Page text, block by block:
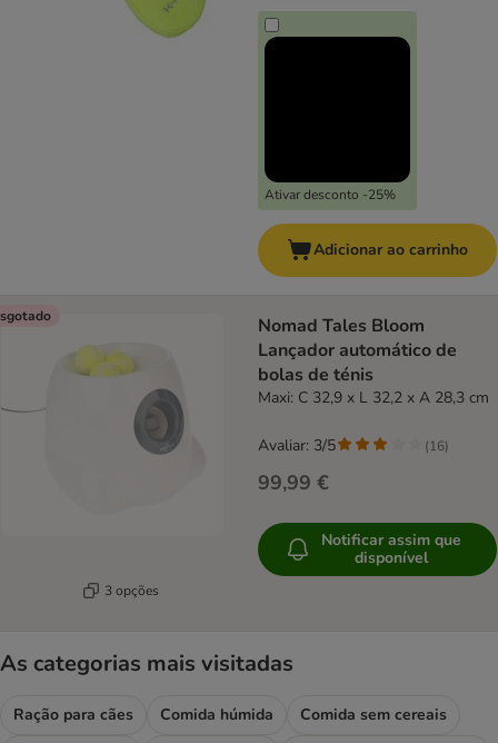
Ativar desconto -25%
Adicionar ao carrinho
3 opções
Nomad Tales Bloom
Lançador automático de
bolas de ténis
Maxi: C 32,9 x L 32,2 x A 28,3 cm
99,99 €
Avaliar: 3/5 (16)
Notificar assim que
disponível
As categorias mais visitadas
Ração para cães Comida húmida
Comida sem cereais